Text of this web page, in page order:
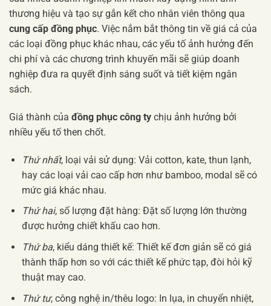
thương hiệu và tạo sự gắn kết cho nhân viên thông qua
cung cấp đồng phục. Việc nắm bắt thông tin về giá cả của
các loại đồng phục khác nhau, các yếu tố ảnh hưởng đến
chi phí và các chương trình khuyến mãi sẽ giúp doanh
nghiệp đưa ra quyết định sáng suốt và tiết kiệm ngân
sách.
Giá thành của đồng phục công ty chịu ảnh hưởng bởi
nhiều yếu tố then chốt.
Thứ nhất, loại vải sử dụng: Vải cotton, kate, thun lạnh,
hay các loại vải cao cấp hơn như bamboo, modal sẽ có
mức giá khác nhau.
Thứ hai, số lượng đặt hàng: Đặt số lượng lớn thường
được hưởng chiết khấu cao hơn.
Thứ ba, kiểu dáng thiết kế: Thiết kế đơn giản sẽ có giá
thành thấp hơn so với các thiết kế phức tạp, đòi hỏi kỹ
thuật may cao.
Thứ tư, công nghệ in/thêu logo: In lụa, in chuyển nhiệt,